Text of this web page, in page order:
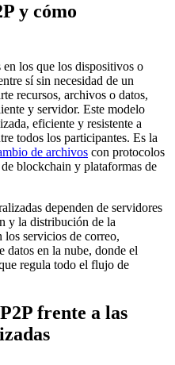
y cómo
en los que los dispositivos o
sí sin necesidad de un
recursos, archivos o datos,
y servidor. Este modelo
eficiente y resistente a
todos los participantes. Es la
de archivos con protocolos
blockchain y plataformas de
dependen de servidores
y la distribución de la
servicios de correo,
datos en la nube, donde el
regula todo el flujo de
frente a las